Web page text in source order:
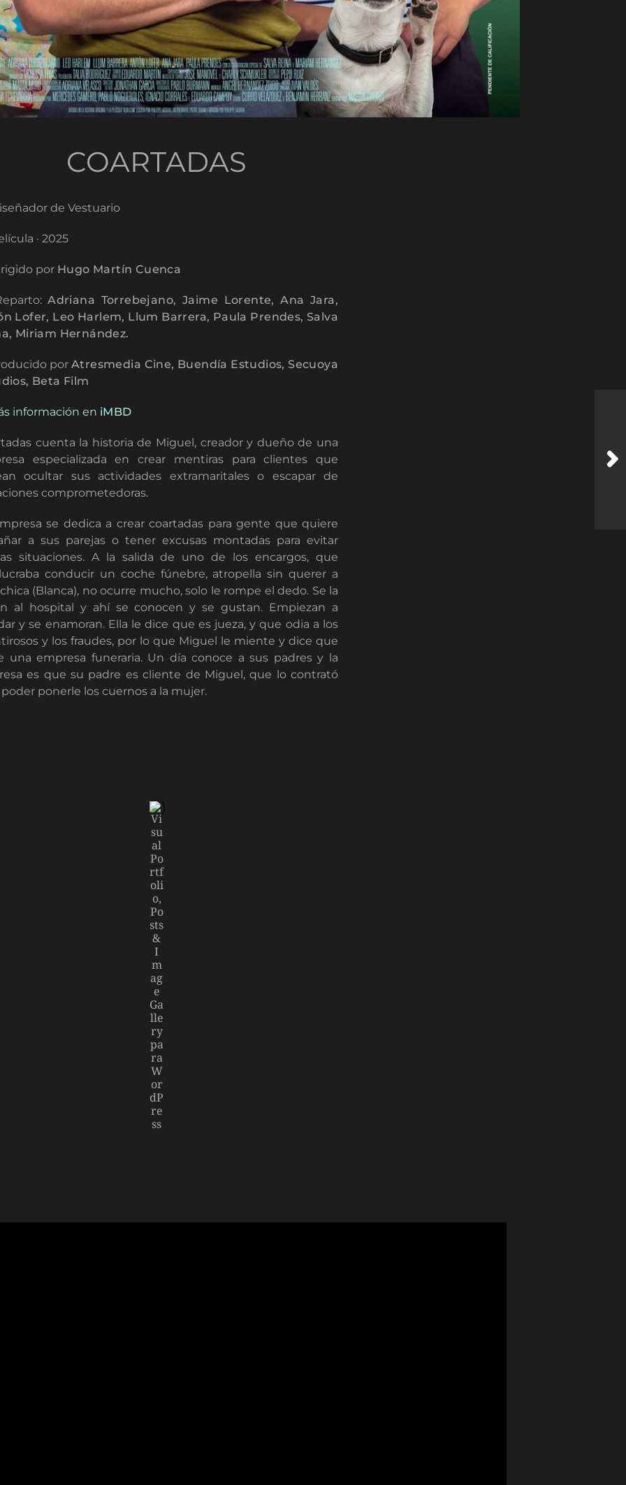
COARTADAS
de Vestuario
· 2025
por Hugo Martín Cuenca
Adriana Torrebejano, Jaime Lorente, Ana Jara,
Lofer, Leo Harlem, Llum Barrera, Paula Prendes, Salva
Miriam Hernández.
porAtresmedia Cine, Buendía Estudios, Secuoya
Beta Film
información en iMBD
cuenta la historia de Miguel, creador y dueño de una
especializada en crear mentiras para clientes que
ocultar sus actividades extramaritales o escapar de
comprometedoras.
se dedica a crear coartadas para gente que quiere
a sus parejas o tener excusas montadas para evitar
situaciones. A la salida de uno de los encargos, que
conducir un coche fúnebre, atropella sin querer a
(Blanca), no ocurre mucho, solo le rompe el dedo. Se la
al hospital y ahí se conocen y se gustan. Empiezan a
y se enamoran. Ella le dice que es jueza, y que odia a los
y los fraudes, por lo que Miguel le miente y dice que
una empresa funeraria. Un día conoce a sus padres y la
es que su padre es cliente de Miguel, que lo contrató
poder ponerle los cuernos a la mujer.